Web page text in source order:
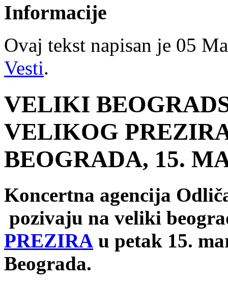
Informacije
Ovaj tekst napisan je 05
Vesti.
VELIKI
VELIKOG
BEOGRADA, 15.
Koncertna agencija
pozivaju na veliki
PREZIRA u petak 15.
Beograda.